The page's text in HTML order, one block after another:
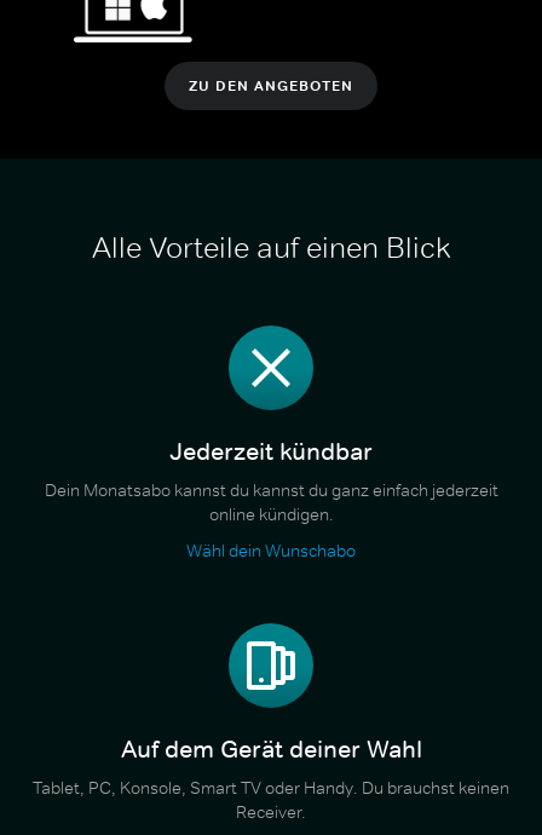
ZU DEN ANGEBOTEN
Alle Vorteile auf einen Blick
Jederzeit kündbar
Dein Monatsabo kannst du kannst du ganz einfach jederzeit
online kündigen.
Wähl dein Wunschabo
Auf dem Gerät deiner Wahl
Tablet, PC, Konsole, Smart TV oder Handy. Du brauchst keinen
Receiver.